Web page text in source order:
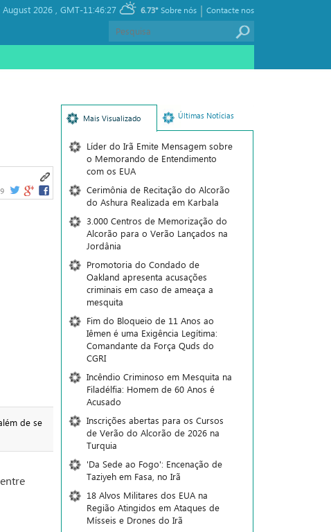
2026 , GMT-11:46:27 6.73° Contacte nos
|
Sobre nós
de se
Mais Visualizado Últimas Notícias
Líder do Irã Emite Mensagem sobre
o Memorando de Entendimento
com os EUA
Cerimônia de Recitação do Alcorão
do Ashura Realizada em Karbala
3.000 Centros de Memorização do
Alcorão para o Verão Lançados na
Jordânia
Promotoria do Condado de
Oakland apresenta acusações
criminais em caso de ameaça a
mesquita
Fim do Bloqueio de 11 Anos ao
Iêmen é uma Exigência Legítima:
Comandante da Força Quds do
CGRI
Incêndio Criminoso em Mesquita na
Filadélfia: Homem de 60 Anos é
Acusado
Inscrições abertas para os Cursos
de Verão do Alcorão de 2026 na
Turquia
'Da Sede ao Fogo': Encenação de
Taziyeh em Fasa, no Irã
18 Alvos Militares dos EUA na
Região Atingidos em Ataques de
Mísseis e Drones do Irã